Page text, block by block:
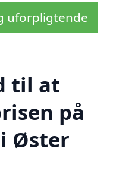
uforpligtende
til at
på
Øster